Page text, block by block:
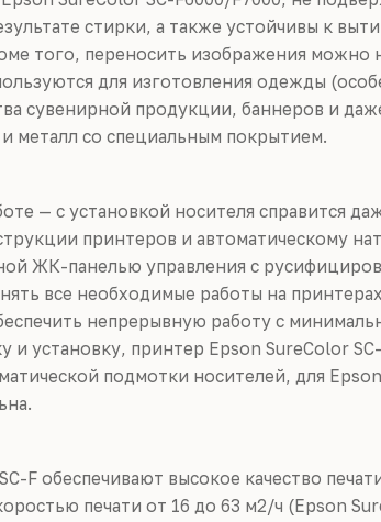
стирки, а также устойчивы к
того, переносить изображения можно
для изготовления одежды
сувенирной продукции, баннеров и
металл со специальным покрытием.
— с установкой носителя справится
принтеров и автоматическому
ЖК-панелью управления с
все необходимые работы на
непрерывную работу с
и установку, принтер Epson SureColor
подмотки носителей, для
F обеспечивают высокое качество
печати от 16 до 63 м2/ч (Epson